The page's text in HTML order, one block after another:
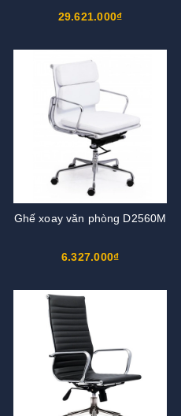
29.621.000₫
Ghế xoay văn phòng D2560M
6.327.000₫